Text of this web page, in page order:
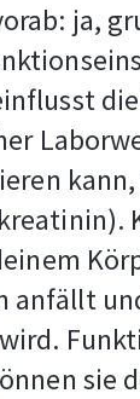
ja,
kann,
anfällt
sie